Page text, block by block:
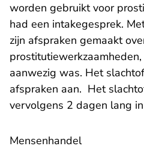
worden gebruikt voor
had een intakegesprek.
zijn afspraken gemaakt
aanwezig was. Het
afspraken aan. Het
vervolgens 2 dagen lang
Mensenhandel